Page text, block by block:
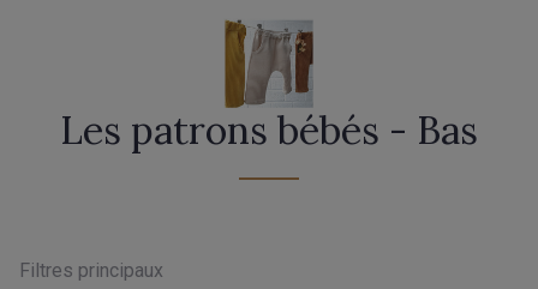
Les patrons bébés - Bas
Filtres principaux